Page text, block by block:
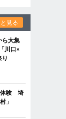
見る
ら大集
川口×
体験 埼
」